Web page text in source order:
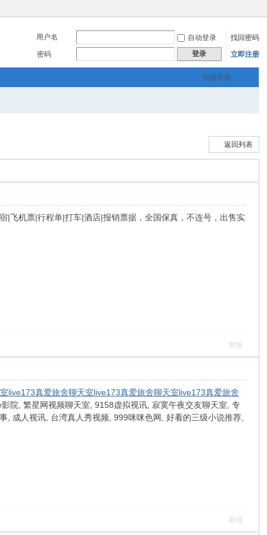
用户名 自动登录
找回密码
密码
登录 立即注册
快捷导航
返回列表
飞机票|行程单|打车|酒店|报销票据，全国保真，不连号，出售实
举报
live173真爱旅舍聊天室live173真爱旅舍聊天室live173真爱旅舍
院, 繁星网视频聊天室, 9158虚拟视讯, 寂寞午夜交友聊天室, 专
成人视讯, 台湾真人秀视频, 999咪咪色网, 好看的三级小说推荐,
举报